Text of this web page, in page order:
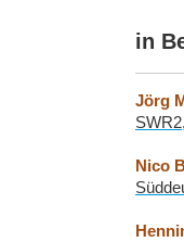
in
Jörg
SWR2
Nico